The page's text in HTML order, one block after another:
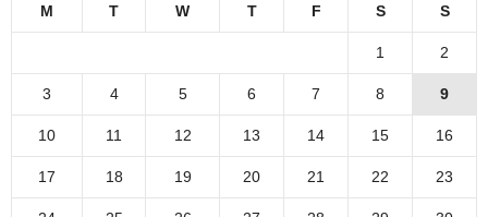
M T W T F S S
1 2
3 4 5 6 7 8 9
10 11 12 13 14 15 16
17 18 19 20 21 22 23